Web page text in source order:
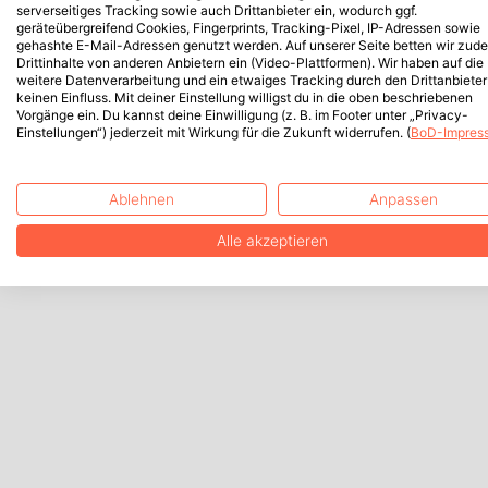
serverseitiges Tracking sowie auch Drittanbieter ein, wodurch ggf.
geräteübergreifend Cookies, Fingerprints, Tracking-Pixel, IP-Adressen sowie
gehashte E-Mail-Adressen genutzt werden. Auf unserer Seite betten wir
Drittinhalte von anderen Anbietern ein (Video-Plattformen). Wir haben auf die
weitere Datenverarbeitung und ein etwaiges Tracking durch den Drittanbieter
keinen Einfluss. Mit deiner Einstellung willigst du in die oben beschriebenen
Vorgänge ein. Du kannst deine Einwilligung (z. B. im Footer unter „Privacy-
Einstellungen“) jederzeit mit Wirkung für die Zukunft widerrufen. (BoD-
Ablehnen Anpassen
Alle akzeptieren